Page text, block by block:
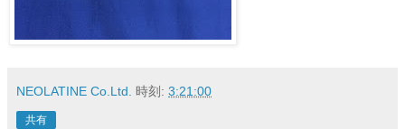
NEOLATINE Co.Ltd. 時刻: 3:21:00
共有